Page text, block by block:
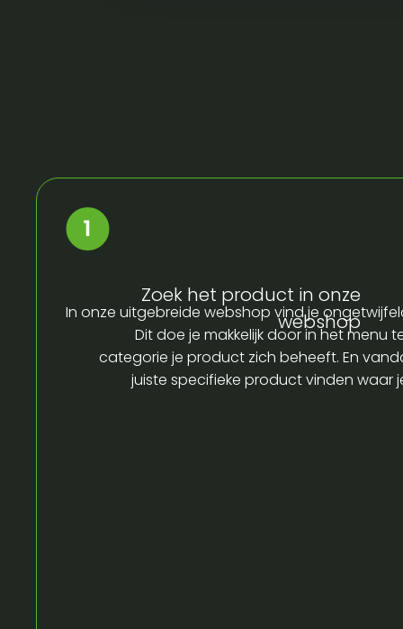
Zoek het product in onze
webshop
In onze uitgebreide webshop vind je
Dit doe je makkelijk door in het menu
categorie je product zich beheeft. En
juiste specifieke product vinden waar